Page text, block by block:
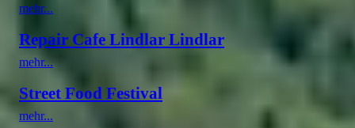
mehr...
Repair Cafe Lindlar Lindlar
mehr...
Street Food Festival
mehr...